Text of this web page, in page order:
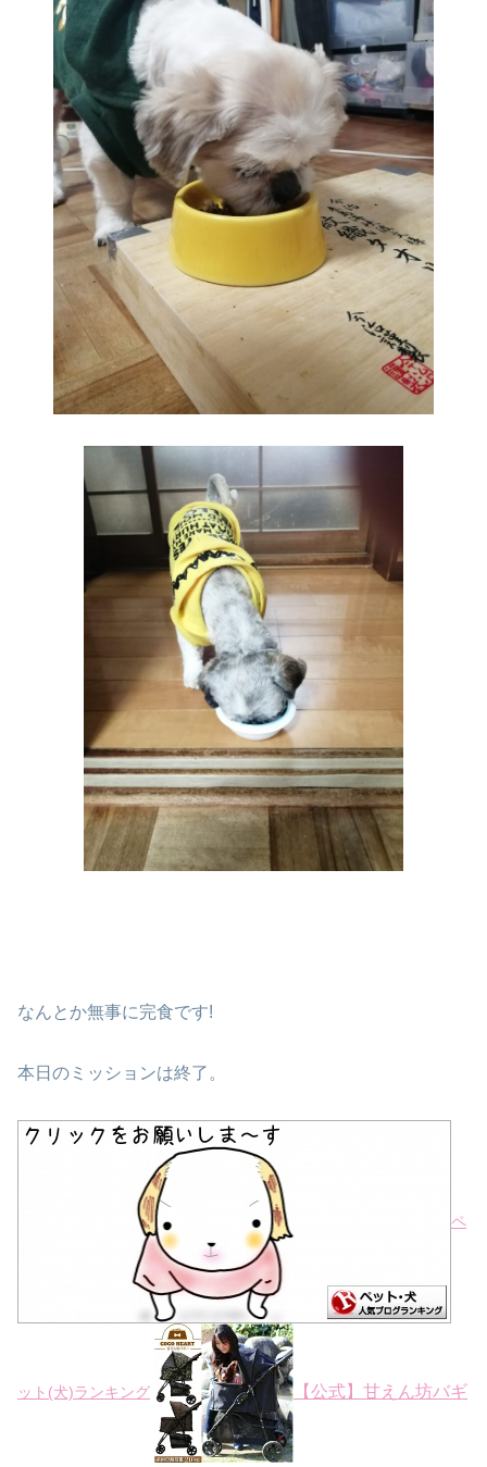
なんとか無事に完食です!
本日のミッションは終了。
ペ
ット(犬)ランキング 【公式】甘えん坊バギ